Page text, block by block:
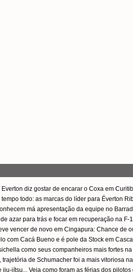
diz gostar de encarar o Coxa em
todo: as marcas do líder para Éverton
má apresentação da equipe no
azar para trás e focar em recuperação na F-1
vencer de novo em Cingapura: Chance de
com Cacá Bueno e é pole da Stock em
como seus companheiros mais fortes na
trajetória de Schumacher foi a mais vitoriosa
jítsu... Veja como foram as férias dos pilotos